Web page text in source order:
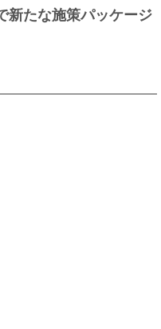
新たな施策パッケージ